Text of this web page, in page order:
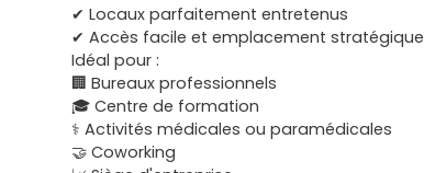
✔ Locaux parfaitement entretenus
✔ Accès facile et emplacement stratégique
Idéal pour :
🏢 Bureaux professionnels
🎓 Centre de formation
⚕️ Activités médicales ou paramédicales
🤝 Coworking